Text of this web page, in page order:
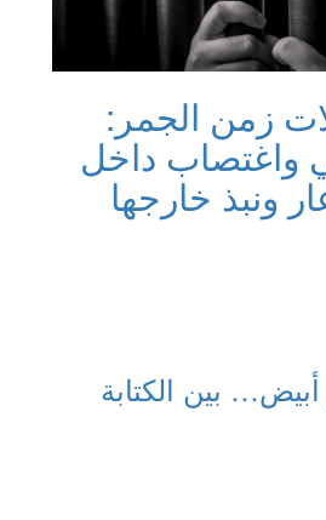
زمن الجمر:
واغتصاب داخل
ونبذ خارجها
بين الكتابة